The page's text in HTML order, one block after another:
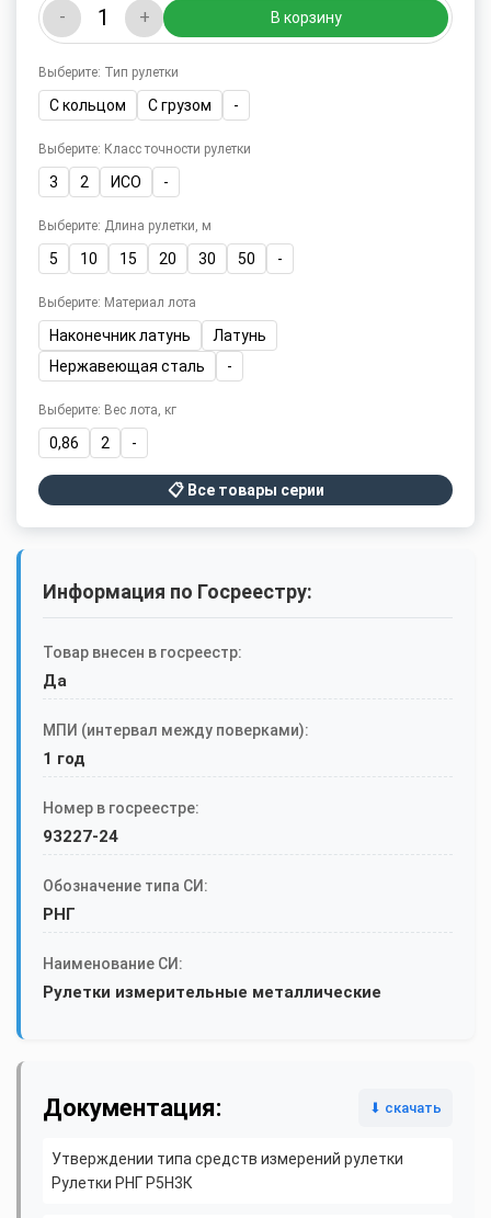
- + В корзину
Выберите: Тип рулетки
С кольцом С грузом -
Выберите: Класс точности рулетки
3 2 ИСО -
Выберите: Длина рулетки, м
5 10 15 20 30 50 -
Выберите: Материал лота
Наконечник латунь
Латунь
Нержавеющая сталь
-
Выберите: Вес лота, кг
0,86 2 -
📋 Все товары серии
Информация по Госреестру:
Товар внесен в госреестр:
Да
МПИ (интервал между поверками):
1 год
Номер в госреестре:
93227-24
Обозначение типа СИ:
РНГ
Наименование СИ:
Рулетки измерительные металлические
Документация: ⬇ скачать
Утверждении типа средств измерений рулетки
Рулетки РНГ Р5Н3К